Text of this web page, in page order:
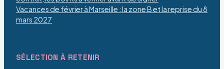
Vacances de février à Marseille : la zone B et la reprise du 8
mars 2027
SÉLECTION À RETENIR